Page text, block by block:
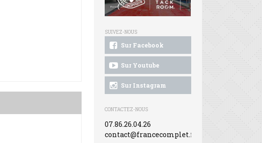
SUIVEZ-NOUS
Sur Facebook
Sur Youtube
Sur Instagram
CONTACTEZ-NOUS
07.86.26.04.26
contact@francecomplet.fr